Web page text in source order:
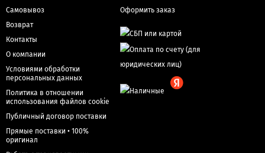
Самовывоз
Возврат
Контакты
О компании
Условиями обработки
персональных данных
Политика в отношении
использования файлов cookie
Публичный договор поставки
Прямые поставки • 100%
оригинал
Оформить заказ